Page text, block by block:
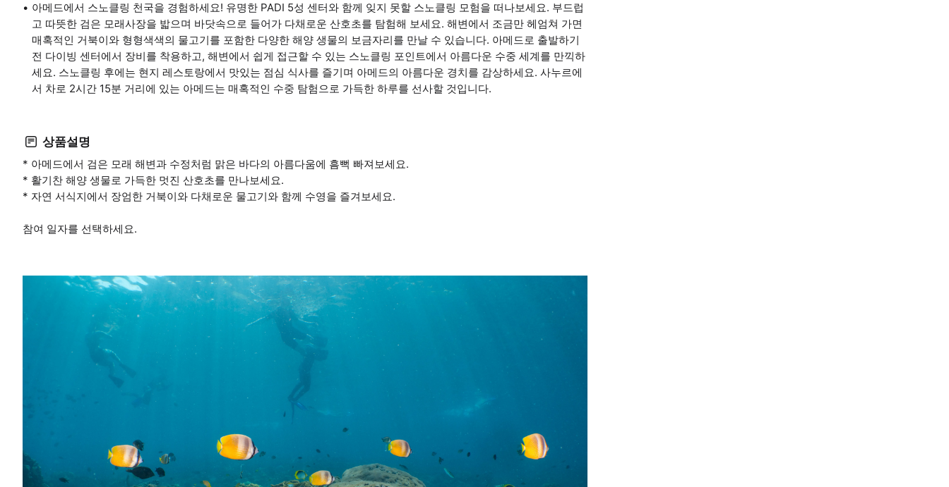
아메드에서 스노클링 천국을 경험하세요! 유명한 PADI 5성 센터와 함께 잊지 못할 스노클링 모험을 떠나보세요. 부드럽
고 따뜻한 검은 모래사장을 밟으며 바닷속으로 들어가 다채로운 산호초를 탐험해 보세요. 해변에서 조금만 헤엄쳐 가면
매혹적인 거북이와 형형색색의 물고기를 포함한 다양한 해양 생물의 보금자리를 만날 수 있습니다. 아메드로 출발하기
전 다이빙 센터에서 장비를 착용하고, 해변에서 쉽게 접근할 수 있는 스노클링 포인트에서 아름다운 수중 세계를 만끽하
세요. 스노클링 후에는 현지 레스토랑에서 맛있는 점심 식사를 즐기며 아메드의 아름다운 경치를 감상하세요. 사누르에
서 차로 2시간 15분 거리에 있는 아메드는 매혹적인 수중 탐험으로 가득한 하루를 선사할 것입니다.
상품설명
* 아메드에서 검은 모래 해변과 수정처럼 맑은 바다의 아름다움에 흠뻑 빠져보세요.
* 활기찬 해양 생물로 가득한 멋진 산호초를 만나보세요.
* 자연 서식지에서 장엄한 거북이와 다채로운 물고기와 함께 수영을 즐겨보세요.
참여 일자를 선택하세요.